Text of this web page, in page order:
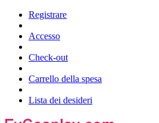
Registrare
Accesso
Check-out
Carrello della spesa
Lista dei desideri